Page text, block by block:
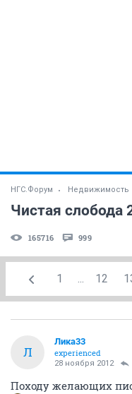
НГС.Форум Недвижимость
165716 999
1 ... 12
Л
Лика33
experienced
28 ноября 2012
Походу желающих